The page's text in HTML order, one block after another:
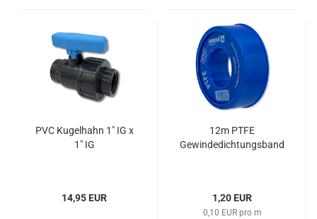
PVC Kugelhahn 1" IG x
1" IG
14,95 EUR
12m PTFE
Gewindedichtungsband
1,20 EUR
0,10 EUR pro m